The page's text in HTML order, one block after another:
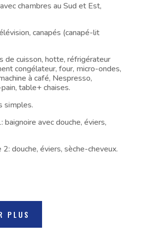
chambres au Sud et Est,
canapés (canapé-lit
de cuisson, hotte, réfrigérateur
congélateur, four, micro-ondes,
à café, Nespresso,
table+ chaises.
simples.
baignoire avec douche, éviers,
douche, éviers, sèche-cheveux.
PLUS